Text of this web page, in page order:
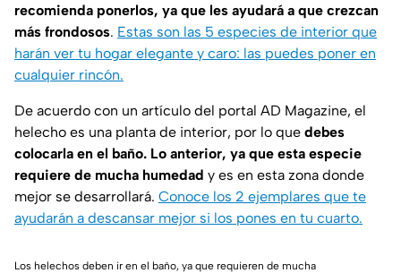
recomienda ponerlos, ya que les ayudará a que crezcan
más frondosos. Estas son las 5 especies de interior que
harán ver tu hogar elegante y caro: las puedes poner en
cualquier rincón.
De acuerdo con un artículo del portal AD Magazine, el
helecho es una planta de interior, por lo que debes
colocarla en el baño. Lo anterior, ya que esta especie
requiere de mucha humedad y es en esta zona donde
mejor se desarrollará. Conoce los 2 ejemplares que te
ayudarán a descansar mejor si los pones en tu cuarto.
Los helechos deben ir en el baño, ya que requieren de mucha